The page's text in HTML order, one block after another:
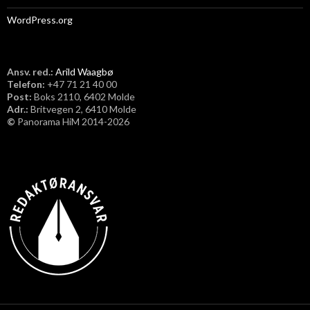
WordPress.org
Ansv. red.: Arild Waagbø
Telefon: ​+47 71 21 40 00
Post: Boks 2110, 6402 Molde
Adr.: Britvegen 2, 6410 Molde
© Panorama HiM 2014-2026